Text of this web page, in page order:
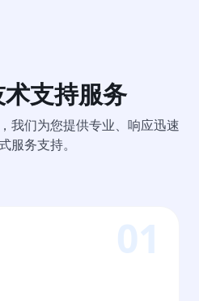
支持服务
我们为您提供专业、响应迅速
服务支持。
01